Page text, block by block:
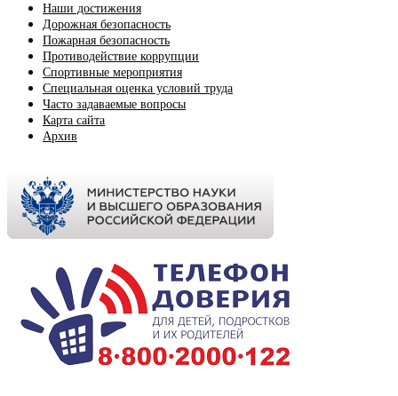
Наши достижения
Дорожная безопасность
Пожарная безопасность
Противодействие коррупции
Спортивные мероприятия
Cпециальная оценка условий труда
Часто задаваемые вопросы
Карта сайта
Архив